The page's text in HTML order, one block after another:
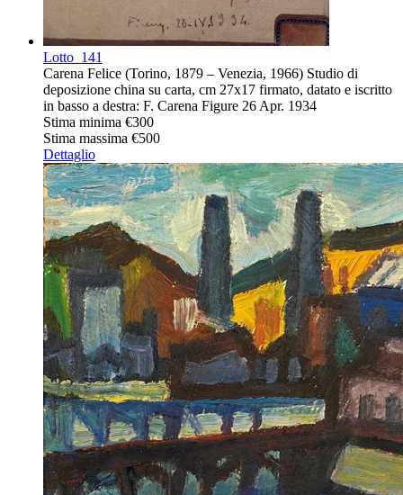
Lotto 141
Carena Felice (Torino, 1879 – Venezia, 1966) Studio di
deposizione china su carta, cm 27x17 firmato, datato e iscritto
in basso a destra: F. Carena Figure 26 Apr. 1934
Stima minima €300
Stima massima €500
Dettaglio